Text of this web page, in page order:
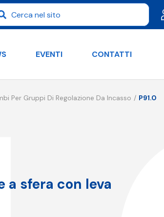
EVENTI CONTATTI
Per Gruppi Di Regolazione Da Incasso P91.0
a sfera con leva